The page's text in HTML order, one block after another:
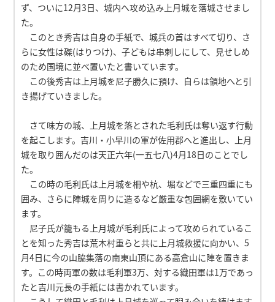
ず、ついに12月3日、城内へ攻め込み上月城を落城させまし
た。
このとき秀吉は自身の手紙で、城兵の首はすべて切り、さ
らに女性は磔(はりつけ)、子どもは串刺しにして、見せしめ
のため国境に並べ置いたと書いています。
この後秀吉は上月城を尼子勝久に預け、自らは領地へと引
き揚げていきました。
さて味方の城、上月城を落とされた毛利氏は奪い返す行動
を起こします。吉川・小早川の軍が佐用郡へと進出し、上月
城を取り囲んだのは天正六年(一五七八)4月18日のことでし
た。
この時の毛利氏は上月城を柵や杭、堀などで三重四重にも
囲み、さらに陣城を周りに造るなど厳重な包囲網を敷いてい
ます。
尼子氏が籠もる上月城が毛利氏によって攻められているこ
とを知った秀吉は荒木村重らと共に上月城救援に向かい、5
月4日に今の山脇集落の南東山頂にある高倉山に陣を置きま
す。この時両軍の数は毛利軍3万、対する織田軍は1万であっ
たと吉川元長の手紙には書かれています。